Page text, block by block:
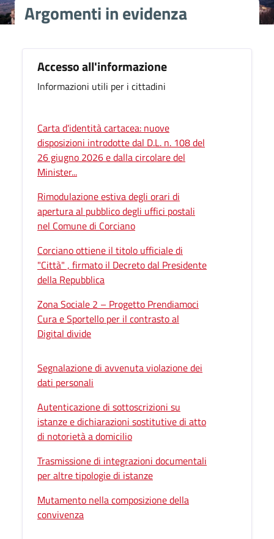
Argomenti in evidenza
Accesso all'informazione
Informazioni utili per i cittadini
Carta d'identità cartacea: nuove
disposizioni introdotte dal D.L. n. 108 del
26 giugno 2026 e dalla circolare del
Minister...
Rimodulazione estiva degli orari di
apertura al pubblico degli uffici postali
nel Comune di Corciano
Corciano ottiene il titolo ufficiale di
"Città" , firmato il Decreto dal Presidente
della Repubblica
Zona Sociale 2 – Progetto Prendiamoci
Cura e Sportello per il contrasto al
Digital divide
Segnalazione di avvenuta violazione dei
dati personali
Autenticazione di sottoscrizioni su
istanze e dichiarazioni sostitutive di atto
di notorietà a domicilio
Trasmissione di integrazioni documentali
per altre tipologie di istanze
Mutamento nella composizione della
convivenza